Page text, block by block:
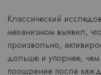
Классический
механизмом выявил,
произвольно,
дольше и упорнее, чем
поощрение после